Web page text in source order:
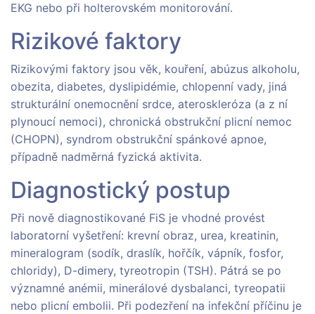
EKG nebo při holterovském monitorování.
Rizikové faktory
Rizikovými faktory jsou věk, kouření, abúzus alkoholu,
obezita, diabetes, dyslipidémie, chlopenní vady, jiná
strukturální onemocnění srdce, ateroskleróza (a z ní
plynoucí nemoci), chronická obstrukční plicní nemoc
(CHOPN), syndrom obstrukční spánkové apnoe,
případně nadměrná fyzická aktivita.
Diagnostický postup
Při nově diagnostikované FiS je vhodné provést
laboratorní vyšetření: krevní obraz, urea, kreatinin,
mineralogram (sodík, draslík, hořčík, vápník, fosfor,
chloridy), D-dimery, tyreotropin (TSH). Pátrá se po
významné anémii, minerálové dysbalanci, tyreopatii
nebo plicní embolii. Při podezření na infekční příčinu je